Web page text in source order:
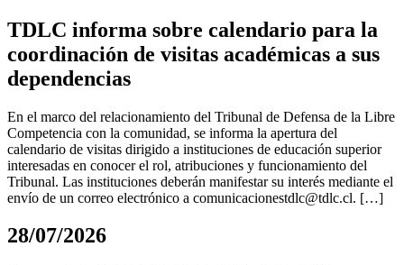
TDLC informa sobre calendario para la
coordinación de visitas académicas a sus
dependencias
En el marco del relacionamiento del Tribunal de Defensa de la Libre
Competencia con la comunidad, se informa la apertura del
calendario de visitas dirigido a instituciones de educación superior
interesadas en conocer el rol, atribuciones y funcionamiento del
Tribunal. Las instituciones deberán manifestar su interés mediante el
envío de un correo electrónico a comunicacionestdlc@tdlc.cl. […]
28/07/2026